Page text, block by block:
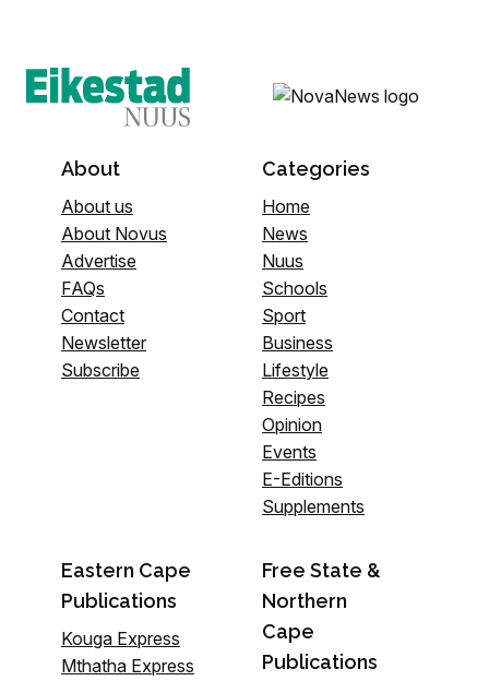
About
About us
About Novus
Advertise
FAQs
Contact
Newsletter
Subscribe
Categories
Home
News
Nuus
Schools
Sport
Business
Lifestyle
Recipes
Opinion
Events
E-Editions
Supplements
Eastern Cape
Publications
Kouga Express
Mthatha Express
Free State &
Northern
Cape
Publications